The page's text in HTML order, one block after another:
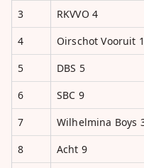
3
RKVVO 4
4
Oirschot Vooruit
5
DBS 5
6
SBC 9
7
Wilhelmina Boys
8
Acht 9